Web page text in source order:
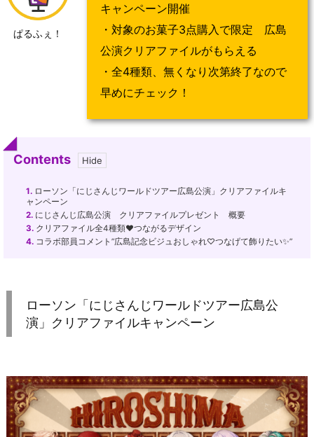
ぱるふぇ！
キャンペーン開催
・対象のお菓子3点購入で限定 広島
公演クリアファイルがもらえる
・全4種類、無くなり次第終了なので
早めにチェック！
Contents
1. ローソン「にじさんじワールドツアー広島公演」クリアファイルキ
ャンペーン
2. にじさんじ広島公演 クリアファイルプレゼント 概要
3. クリアファイル全4種類♥つながるデザイン
4. コラボ部員コメント”広島記念ビジュおしゃれ♡つなげて飾りたい✨”
ローソン「にじさんじワールドツアー広島公
演」クリアファイルキャンペーン